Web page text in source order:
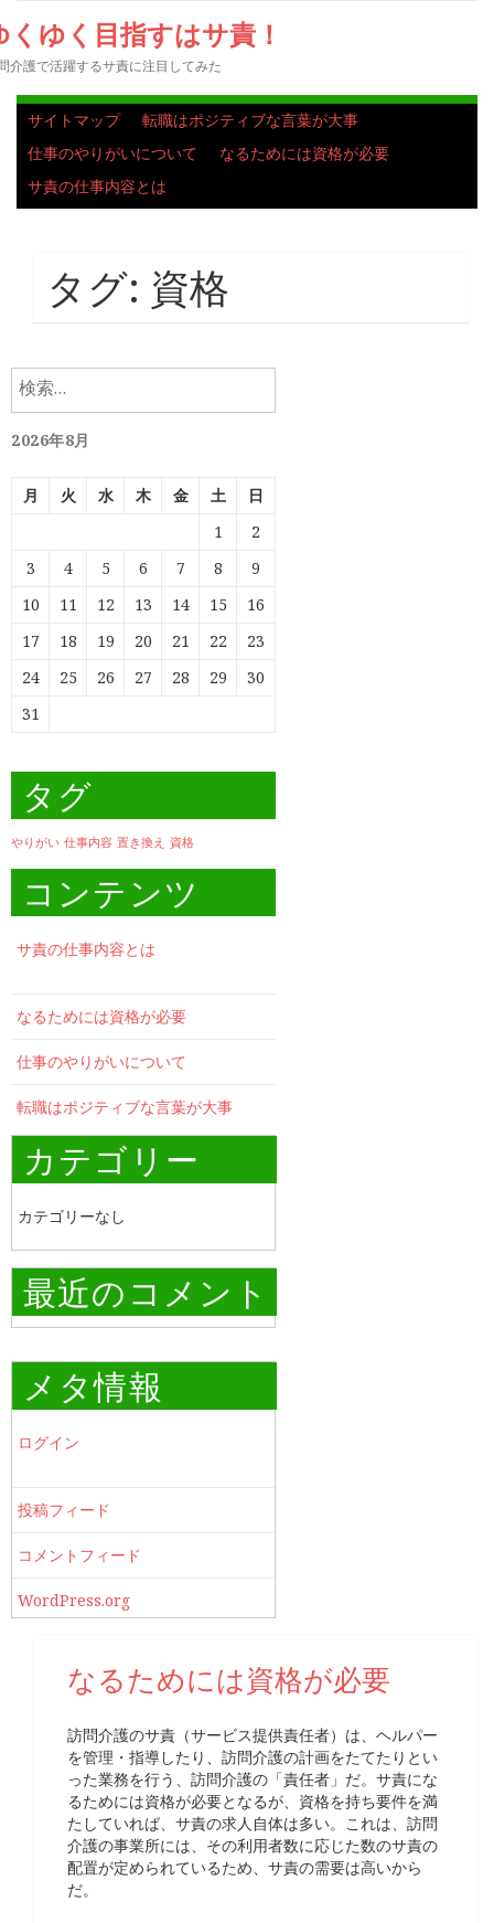
くゆく目指すはサ責！
介護で活躍するサ責に注目してみた
サイトマップ
転職はポジティブな言葉が大事
仕事のやりがいについて
なるためには資格が必要
サ責の仕事内容とは
タグ: 資格
検
索:
2026年8月
月 火 水 木 金 土
日
1
2
3
4 5 6 7 8
9
10
11 12 13 14 15
16
17
18 19 20 21 22
23
24
25 26 27 28 29
30
31
タグ
やりがい 仕事内容 置き換え 資格
コンテンツ
サ責の仕事内容とは
なるためには資格が必要
仕事のやりがいについて
転職はポジティブな言葉が大事
カテゴリー
カテゴリーなし
最近のコメント
メタ情報
ログイン
投稿フィード
コメントフィード
WordPress.org
なるためには資格が必要
訪問介護のサ責（サービス提供責任者）は、ヘルパー
を管理・指導したり、訪問介護の計画をたてたりとい
った業務を行う、訪問介護の「責任者」だ。サ責にな
るためには資格が必要となるが、資格を持ち要件を満
たしていれば、サ責の求人自体は多い。これは、訪問
介護の事業所には、その利用者数に応じた数のサ責の
配置が定められているため、サ責の需要は高いから
だ。